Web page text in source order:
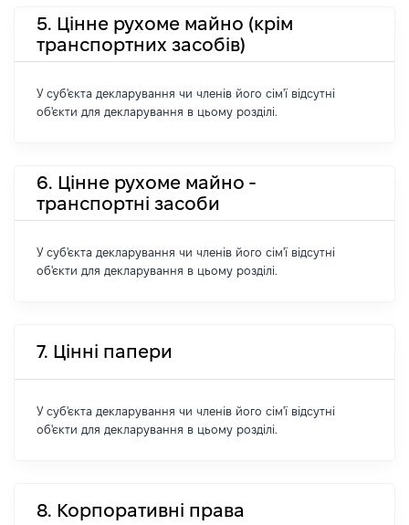
5. Цінне рухоме майно (крім
транспортних засобів)
У суб'єкта декларування чи членів його сім'ї відсутні
об'єкти для декларування в цьому розділі.
6. Цінне рухоме майно -
транспортні засоби
У суб'єкта декларування чи членів його сім'ї відсутні
об'єкти для декларування в цьому розділі.
7. Цінні папери
У суб'єкта декларування чи членів його сім'ї відсутні
об'єкти для декларування в цьому розділі.
8. Корпоративні права